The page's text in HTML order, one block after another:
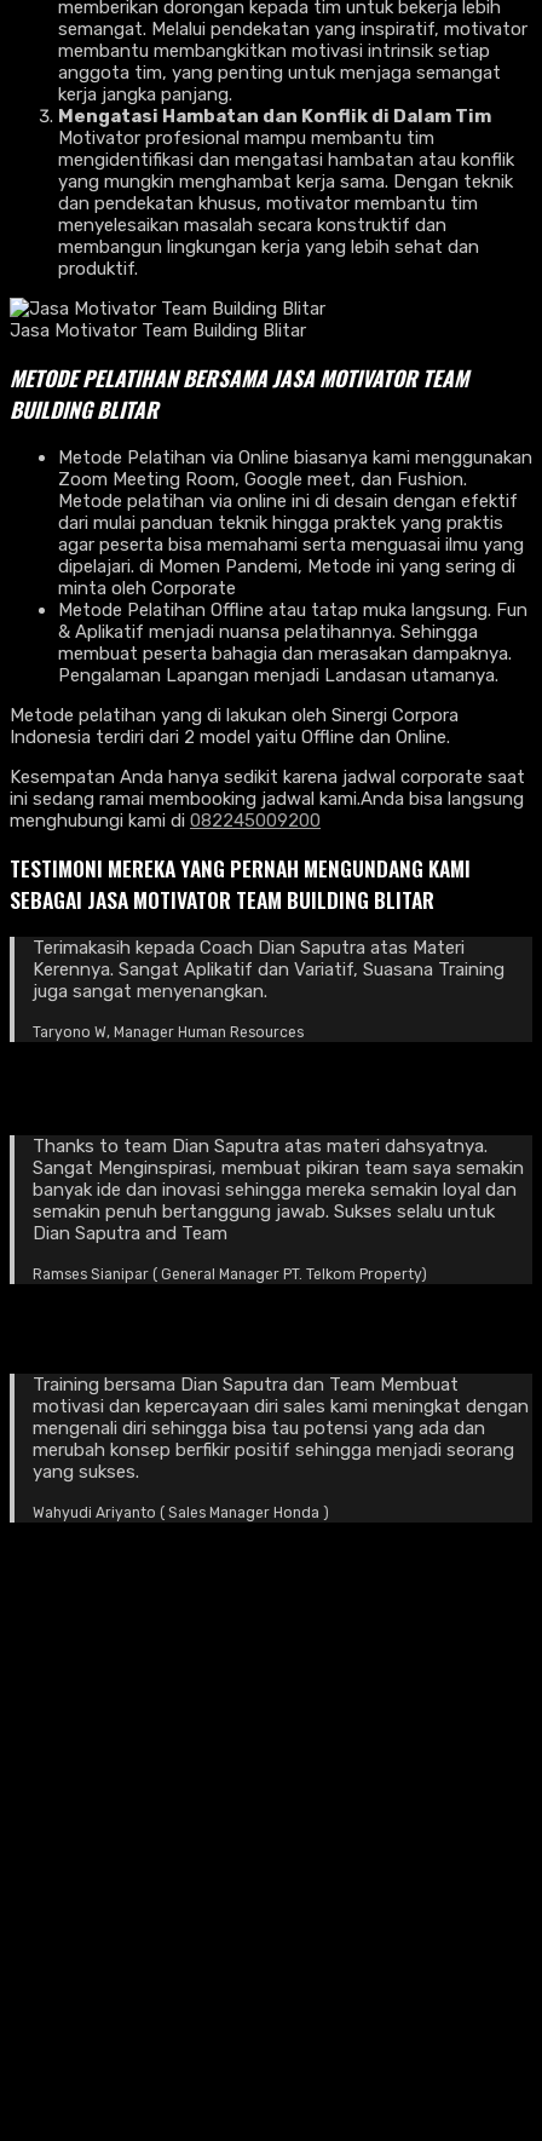
memberikan dorongan kepada tim untuk bekerja lebih
semangat. Melalui pendekatan yang inspiratif, motivator
membantu membangkitkan motivasi intrinsik setiap
anggota tim, yang penting untuk menjaga semangat
kerja jangka panjang.
Mengatasi Hambatan dan Konflik di Dalam Tim
Motivator profesional mampu membantu tim
mengidentifikasi dan mengatasi hambatan atau konflik
yang mungkin menghambat kerja sama. Dengan teknik
dan pendekatan khusus, motivator membantu tim
menyelesaikan masalah secara konstruktif dan
membangun lingkungan kerja yang lebih sehat dan
produktif.
Jasa Motivator Team Building Blitar
METODE PELATIHAN BERSAMA JASA MOTIVATOR TEAM
BUILDING BLITAR
Metode Pelatihan via Online biasanya kami menggunakan
Zoom Meeting Room, Google meet, dan Fushion.
Metode pelatihan via online ini di desain dengan efektif
dari mulai panduan teknik hingga praktek yang praktis
agar peserta bisa memahami serta menguasai ilmu yang
dipelajari. di Momen Pandemi, Metode ini yang sering di
minta oleh Corporate
Metode Pelatihan Offline atau tatap muka langsung. Fun
& Aplikatif menjadi nuansa pelatihannya. Sehingga
membuat peserta bahagia dan merasakan dampaknya.
Pengalaman Lapangan menjadi Landasan utamanya.
Metode pelatihan yang di lakukan oleh Sinergi Corpora
Indonesia terdiri dari 2 model yaitu Offline dan Online.
Kesempatan Anda hanya sedikit karena jadwal corporate saat
ini sedang ramai membooking jadwal kami.Anda bisa langsung
menghubungi kami di 082245009200
TESTIMONI MEREKA YANG PERNAH MENGUNDANG KAMI
SEBAGAI JASA MOTIVATOR TEAM BUILDING BLITAR
Terimakasih kepada Coach Dian Saputra atas Materi
Kerennya. Sangat Aplikatif dan Variatif, Suasana Training
juga sangat menyenangkan.
Taryono W, Manager Human Resources
Thanks to team Dian Saputra atas materi dahsyatnya.
Sangat Menginspirasi, membuat pikiran team saya semakin
banyak ide dan inovasi sehingga mereka semakin loyal dan
semakin penuh bertanggung jawab. Sukses selalu untuk
Dian Saputra and Team
Ramses Sianipar ( General Manager PT. Telkom Property)
Training bersama Dian Saputra dan Team Membuat
motivasi dan kepercayaan diri sales kami meningkat dengan
mengenali diri sehingga bisa tau potensi yang ada dan
merubah konsep berfikir positif sehingga menjadi seorang
yang sukses.
Wahyudi Ariyanto ( Sales Manager Honda )